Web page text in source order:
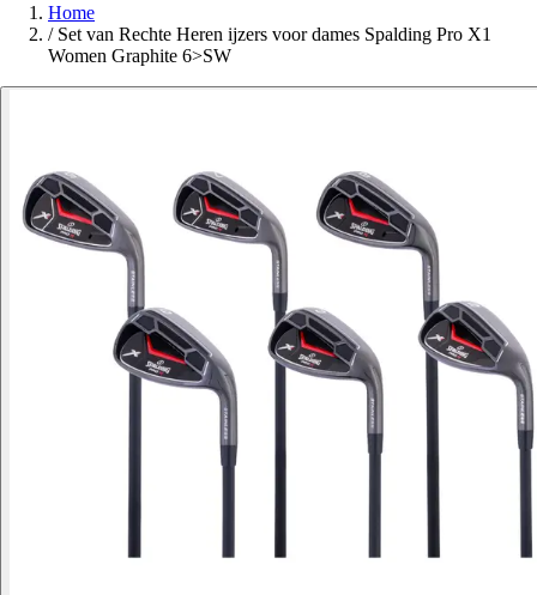
Home
/ Set van Rechte Heren ijzers voor dames Spalding Pro X1
Women Graphite 6>SW